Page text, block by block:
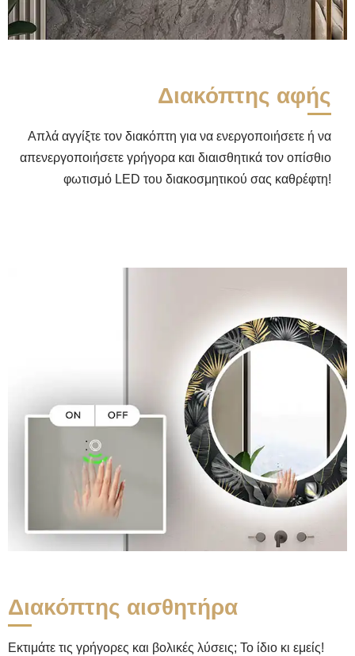
Διακόπτης αφής
Απλά αγγίξτε τον διακόπτη για να ενεργοποιήσετε ή να
απενεργοποιήσετε γρήγορα και διαισθητικά τον οπίσθιο
φωτισμό LED του διακοσμητικού σας καθρέφτη!
Διακόπτης αισθητήρα
Εκτιμάτε τις γρήγορες και βολικές λύσεις; Το ίδιο κι εμείς!